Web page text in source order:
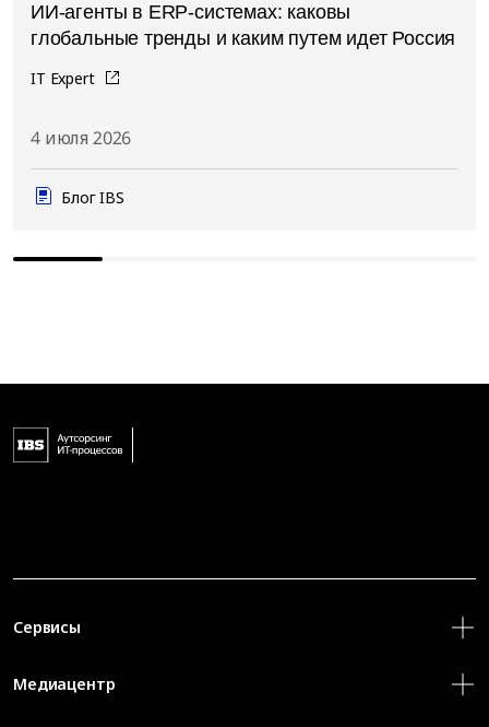
ИИ-агенты в ERP-системах: каковы
глобальные тренды и каким путем идет Россия
IT Expert
4 июля 2026
Блог IBS
Сервисы
Медиацентр